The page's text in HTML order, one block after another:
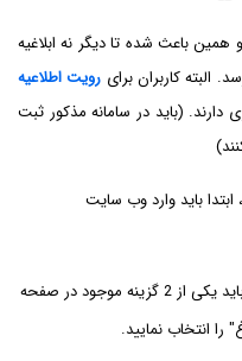
همین باعث شده تا دیگر نه ابلاغیه
کاربران برای رویت اطلاعیه
(باید در سامانه مذکور ثبت
ابتدا باید وارد وب سایت
2_ به محض ورود به این وب سایت، باید یکی از 2 گزینه موجود در صفحه
را انتخاب نمایید.